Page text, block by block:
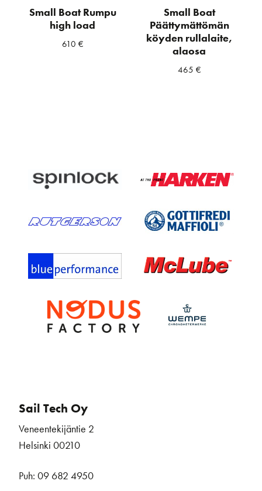
Small Boat Rumpu
high load
610 €
Small Boat
Päättymättömän
köyden rullalaite,
alaosa
465 €
Sail Tech Oy
Veneentekijäntie 2
Helsinki 00210
Puh: 09 682 4950